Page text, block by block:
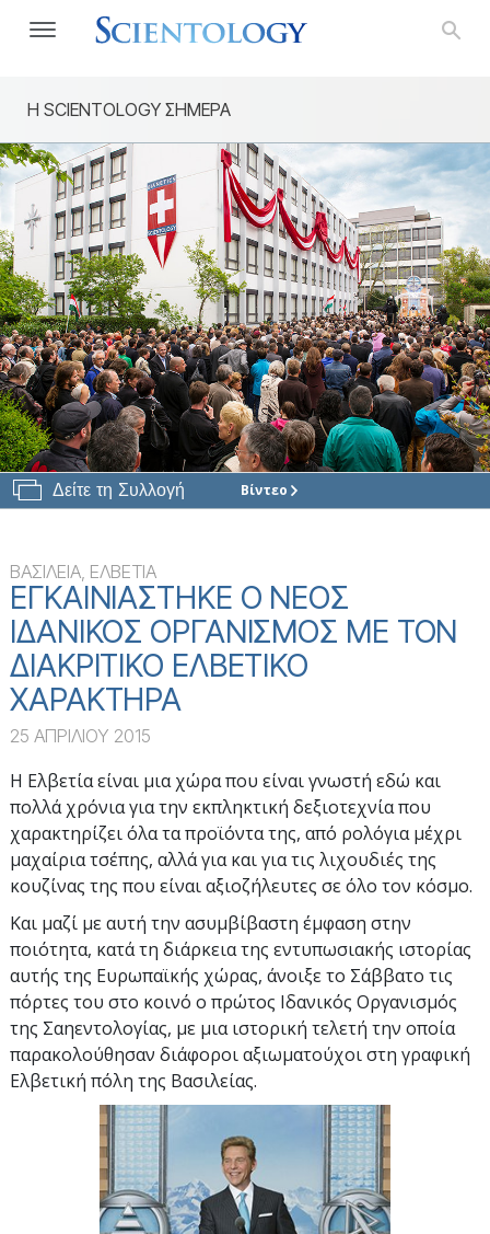
Η SCIENTOLOGY ΣΗΜΕΡΑ
Δείτε τη Συλλογή Βίντεο
ΕΚΚΛΗΣΙΑ
ΒΑΣΙΛΕΙΑΣ
ΕΠΙΣΗΜΑ
ΕΓΚΑΙΝΙΑ
ΒΑΣΙΛΕΙΑ, ΕΛΒΕΤΙΑ
ΕΓΚΑΙΝΙΑΣΤΗΚΕ Ο ΝΕΟΣ
ΙΔΑΝΙΚΟΣ ΟΡΓΑΝΙΣΜΟΣ ΜΕ ΤΟΝ
ΔΙΑΚΡΙΤΙΚΟ ΕΛΒΕΤΙΚΟ
ΧΑΡΑΚΤΗΡΑ
25 ΑΠΡΙΛΙΟΥ 2015
Η Ελβετία είναι μια χώρα που είναι γνωστή εδώ και
πολλά χρόνια για την εκπληκτική δεξιοτεχνία που
χαρακτηρίζει όλα τα προϊόντα της, από ρολόγια μέχρι
μαχαίρια τσέπης, αλλά για και για τις λιχουδιές της
κουζίνας της που είναι αξιοζήλευτες σε όλο τον κόσμο.
Και μαζί με αυτή την ασυμβίβαστη έμφαση στην
ποιότητα, κατά τη διάρκεια της εντυπωσιακής ιστορίας
αυτής της Ευρωπαϊκής χώρας, άνοιξε το Σάββατο τις
πόρτες του στο κοινό ο πρώτος Ιδανικός Οργανισμός
της Σαηεντολογίας, με μια ιστορική τελετή την οποία
παρακολούθησαν διάφοροι αξιωματούχοι στη γραφική
Ελβετική πόλη της Βασιλείας.